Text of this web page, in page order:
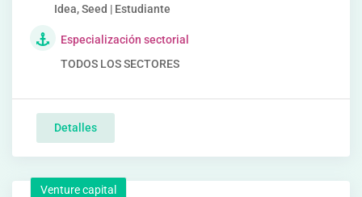
Idea, Seed | Estudiante
Especialización sectorial
TODOS LOS SECTORES
Detalles
Venture capital